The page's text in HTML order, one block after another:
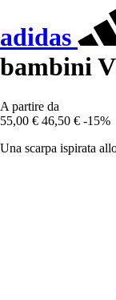
adidas
bambini
A partire da
55,00 € 46,50 € -15%
Una scarpa ispirata